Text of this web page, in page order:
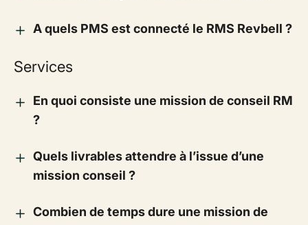
A quels PMS est connecté le RMS Revbell ?
Services
En quoi consiste une mission de conseil RM
?
Quels livrables attendre à l’issue d’une
mission conseil ?
Combien de temps dure une mission de